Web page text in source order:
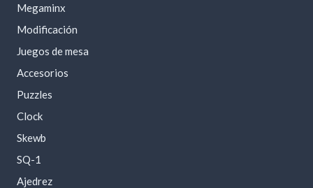
Megaminx
Modificación
Juegos de mesa
Accesorios
Puzzles
Clock
Skewb
SQ-1
Ajedrez